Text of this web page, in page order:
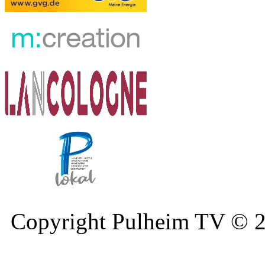
Copyright Pulheim TV ©